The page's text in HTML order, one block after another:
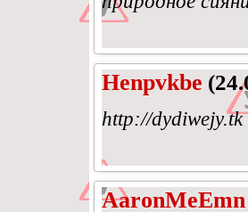
Henpvkbe
http://
AaronMeEmn